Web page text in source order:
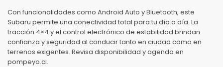
Con funcionalidades como Android Auto y Bluetooth, este
Subaru permite una conectividad total para tu día a día. La
tracción 4×4 y el control electrónico de estabilidad brindan
confianza y seguridad al conducir tanto en ciudad como en
terrenos exigentes. Revisa disponibilidad y agenda en
pompeyo.cl.